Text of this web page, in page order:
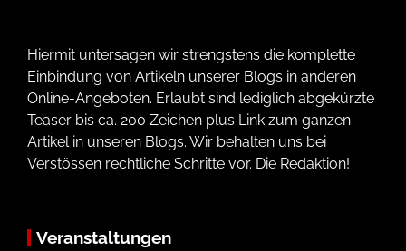
Hiermit untersagen wir strengstens die komplette
Einbindung von Artikeln unserer Blogs in anderen
Online-Angeboten. Erlaubt sind lediglich abgekürzte
Teaser bis ca. 200 Zeichen plus Link zum ganzen
Artikel in unseren Blogs. Wir behalten uns bei
Verstössen rechtliche Schritte vor. Die Redaktion!
Veranstaltungen